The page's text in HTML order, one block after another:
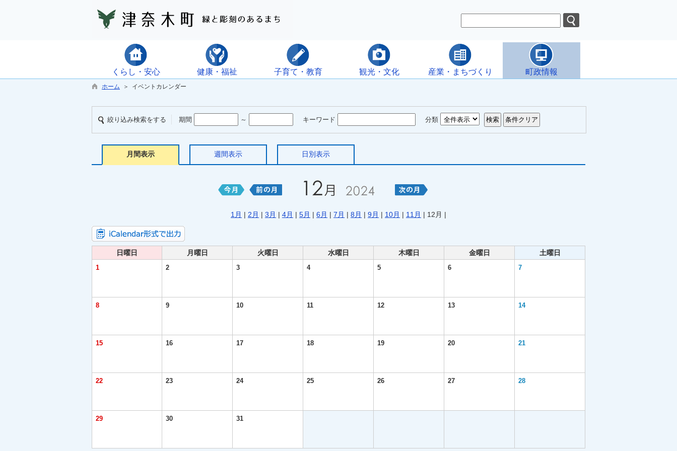
くらし・安心 健康・福祉 子育て・教育 観光・文化 産業・まちづくり 町政情報
ホーム ＞ イベントカレンダー
絞り込み検索をする 期間 ～ キーワード 分類
月間表示 週間表示 日別表示
1月 | 2月 | 3月 | 4月 | 5月 | 6月 | 7月 | 8月 | 9月 | 10月 | 11月 | 12月 |
日曜日 月曜日 火曜日 水曜日 木曜日 金曜日 土曜日
1 2 3 4 5 6 7
8 9 10 11 12 13 14
15 16 17 18 19 20 21
22 23 24 25 26 27 28
29 30 31